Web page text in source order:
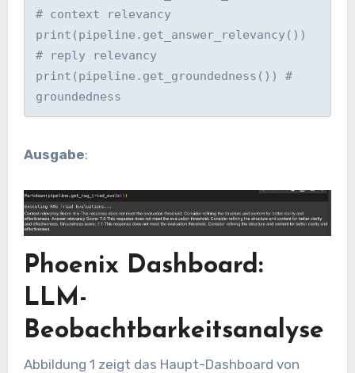
# context relevancy
print(pipeline.get_answer_relevancy())
# reply relevancy
print(pipeline.get_groundedness()) #
groundedness
Ausgabe:
Phoenix Dashboard:
LLM-
Beobachtbarkeitsanalyse
Abbildung 1 zeigt das Haupt-Dashboard von